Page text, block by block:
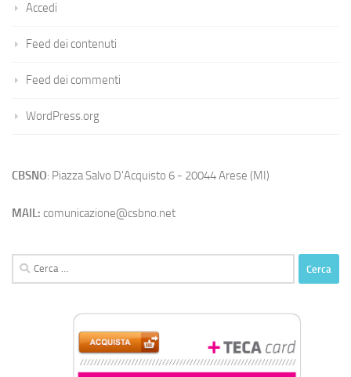
Accedi
Feed dei contenuti
Feed dei commenti
WordPress.org
CBSNO: Piazza Salvo D'Acquisto 6 - 20044 Arese (MI)
MAIL: comunicazione@csbno.net
Ricerca
per: